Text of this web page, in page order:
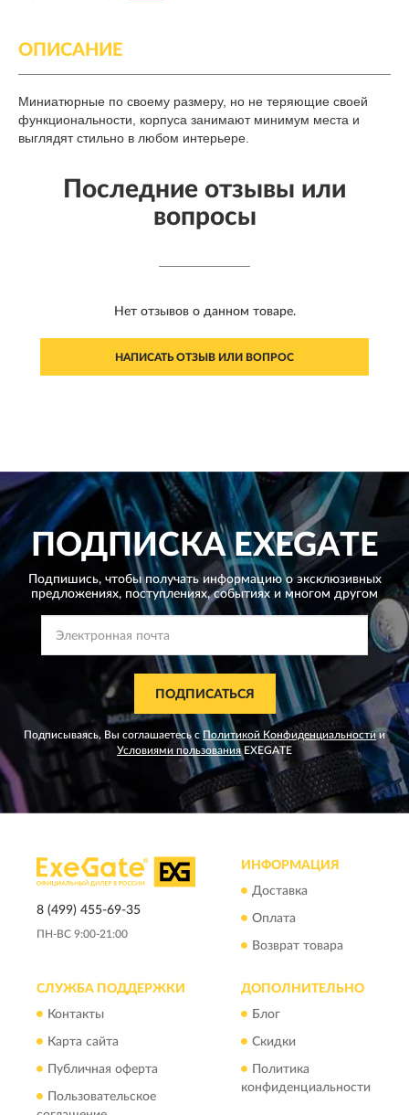
ОПИСАНИЕ
Миниатюрные по своему размеру, но не теряющие своей
функциональности, корпуса занимают минимум места и
выглядят стильно в любом интерьере.
Последние отзывы или
вопросы
Нет отзывов о данном товаре.
НАПИСАТЬ ОТЗЫВ ИЛИ ВОПРОС
ПОДПИСКАEXEGATE
Подпишись, чтобы получать информацию о эксклюзивных
предложениях, поступлениях, событиях и многом другом
ПОДПИСАТЬСЯ
Подписываясь, Вы соглашаетесь сПолитикой Конфиденциальности и
Условиями пользованияEXEGATE
8 (499) 455-69-35
ПН-ВС 9:00-21:00
ИНФОРМАЦИЯ
Доставка
Оплата
Возврат товара
СЛУЖБА ПОДДЕРЖКИ
Контакты
Карта сайта
Публичная оферта
Пользовательское
ДОПОЛНИТЕЛЬНО
Блог
Скидки
Политика
конфиденциальности